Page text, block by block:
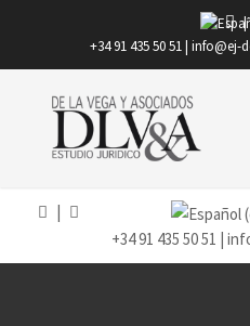
|
+34 91 435 50 51 | info@ej-
+34 91 435 50 51 |